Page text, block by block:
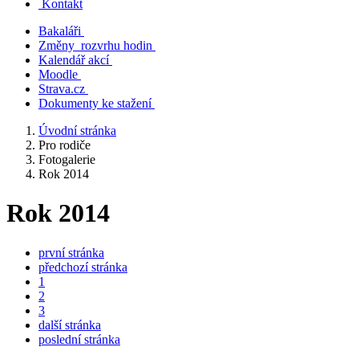
Kontakt
Bakaláři
Změny rozvrhu hodin
Kalendář akcí
Moodle
Strava.cz
Dokumenty ke stažení
Úvodní stránka
Pro rodiče
Fotogalerie
Rok 2014
Rok 2014
první stránka
předchozí stránka
1
2
3
další stránka
poslední stránka